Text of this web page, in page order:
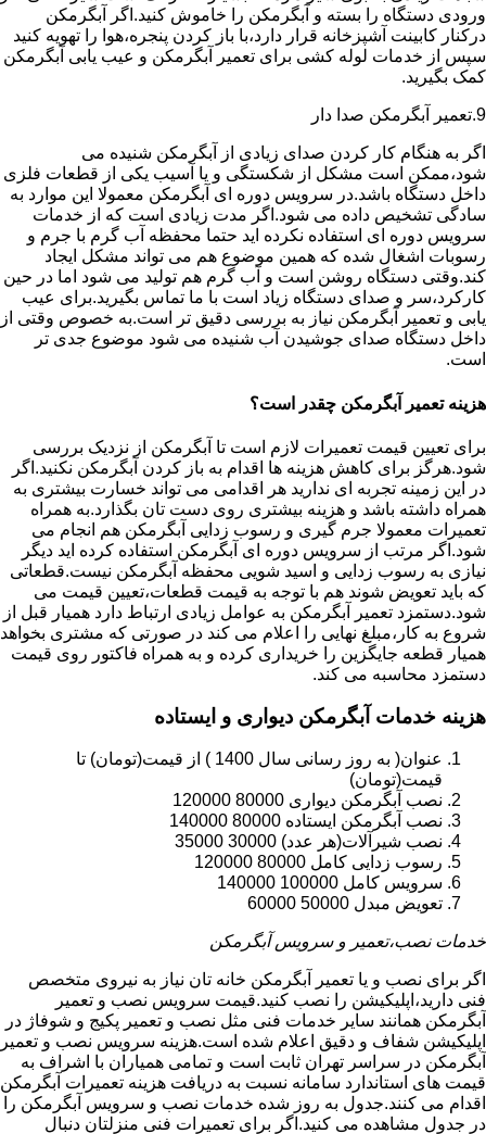
ورودی دستگاه را بسته و آبگرمکن را خاموش کنید.اگر آبگرمکن
درکنار کابینت آشپزخانه قرار دارد،با باز کردن پنجره،هوا را تهویه کنید
سپس از خدمات لوله کشی برای تعمیر آبگرمکن و عیب یابی آبگرمکن
کمک بگیرید.
9.تعمیر آبگرمکن صدا دار
اگر به هنگام کار کردن صدای زیادی از آبگرمکن شنیده می
شود،ممکن است مشکل از شکستگی و یا آسیب یکی از قطعات فلزی
داخل دستگاه باشد.در سرویس دوره ای آبگرمکن معمولا این موارد به
سادگی تشخیص داده می شود.اگر مدت زیادی است که از خدمات
سرویس دوره ای استفاده نکرده اید حتما محفظه آب گرم با جرم و
رسوبات اشغال شده که همین موضوع هم می تواند مشکل ایجاد
کند.وقتی دستگاه روشن است و آب گرم هم تولید می شود اما در حین
کارکرد،سر و صدای دستگاه زیاد است با ما تماس بگیرید.برای عیب
یابی و تعمیر آبگرمکن نیاز به بررسی دقیق تر است.به خصوص وقتی از
داخل دستگاه صدای جوشیدن آب شنیده می شود موضوع جدی تر
است.
هزینه تعمیر آبگرمکن چقدر است؟
برای تعیین قیمت تعمیرات لازم است تا آبگرمکن از نزدیک بررسی
شود.هرگز برای کاهش هزینه ها اقدام به باز کردن آبگرمکن نکنید.اگر
در این زمینه تجربه ای ندارید هر اقدامی می تواند خسارت بیشتری به
همراه داشته باشد و هزینه بیشتری روی دست تان بگذارد.به همراه
تعمیرات معمولا جرم گیری و رسوب زدایی آبگرمکن هم انجام می
شود.اگر مرتب از سرویس دوره ای آبگرمکن استفاده کرده اید دیگر
نیازی به رسوب زدایی و اسید شویی محفظه آبگرمکن نیست.قطعاتی
که باید تعویض شوند هم با توجه به قیمت قطعات،تعیین قیمت می
شود.دستمزد تعمیر آبگرمکن به عوامل زیادی ارتباط دارد همیار قبل از
شروع به کار،مبلغ نهایی را اعلام می کند در صورتی که مشتری بخواهد
همیار قطعه جایگزین را خریداری کرده و به همراه فاکتور روی قیمت
دستمزد محاسبه می کند.
هزینه خدمات آبگرمکن دیواری و ایستاده
عنوان( به روز رسانی سال 1400 ) از قیمت(تومان) تا
قیمت(تومان)
نصب آبگرمکن دیواری 80000 120000
نصب آبگرمکن ایستاده 80000 140000
نصب شیرآلات(هر عدد) 30000 35000
رسوب زدایی کامل 80000 120000
سرویس کامل 100000 140000
تعویض مبدل 50000 60000
خدمات نصب،تعمیر و سرویس آبگرمکن
اگر برای نصب و یا تعمیر آبگرمکن خانه تان نیاز به نیروی متخصص
فنی دارید،اپلیکیشن را نصب کنید.قیمت سرویس نصب و تعمیر
آبگرمکن همانند سایر خدمات فنی مثل نصب و تعمیر پکیج و شوفاژ در
اپلیکیشن شفاف و دقیق اعلام شده است.هزینه سرویس نصب و تعمیر
آبگرمکن در سراسر تهران ثابت است و تمامی همیاران با اشراف به
قیمت های استاندارد سامانه نسبت به دریافت هزینه تعمیرات آبگرمکن
اقدام می کنند.جدول به روز شده خدمات نصب و سرویس آبگرمکن را
در جدول مشاهده می کنید.اگر برای تعمیرات فنی منزلتان دنبال